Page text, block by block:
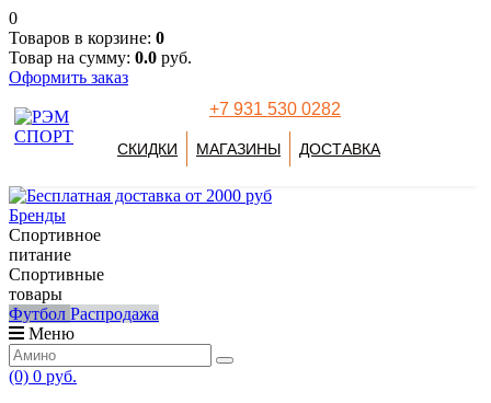
0
Товаров в корзине: 0
Товар на сумму: 0.0 руб.
Оформить заказ
+7 931 530 0282
СКИДКИ МАГАЗИНЫ ДОСТАВКА
Бренды
Спортивное
питание
Спортивные
товары
Футбол Распродажа
Меню
(0) 0 руб.